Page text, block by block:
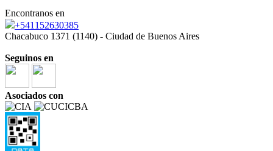
Encontranos en
+541152630385
Chacabuco 1371 (1140) - Ciudad de Buenos Aires
Seguinos en
Asociados con